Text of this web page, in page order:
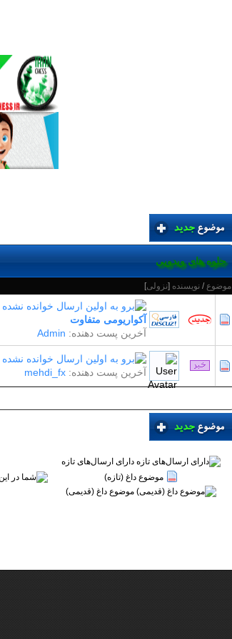
جلوه های ویدویی
موضوع / نویسنده [نزولی]
آکواریومی متفاوت
آخرین پست دهنده: Admin
آخرین پست دهنده: mehdi_fx
دارای ارسال‌های تازه‌
موضوع داغ (تازه‌)
موضوع داغ (قدیمی)